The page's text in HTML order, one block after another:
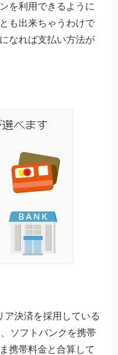
を利用できるように
も出来ちゃうわけで
なれば支払い方法が
ア決済を採用している
ソフトバンクを携帯
携帯料金と合算して